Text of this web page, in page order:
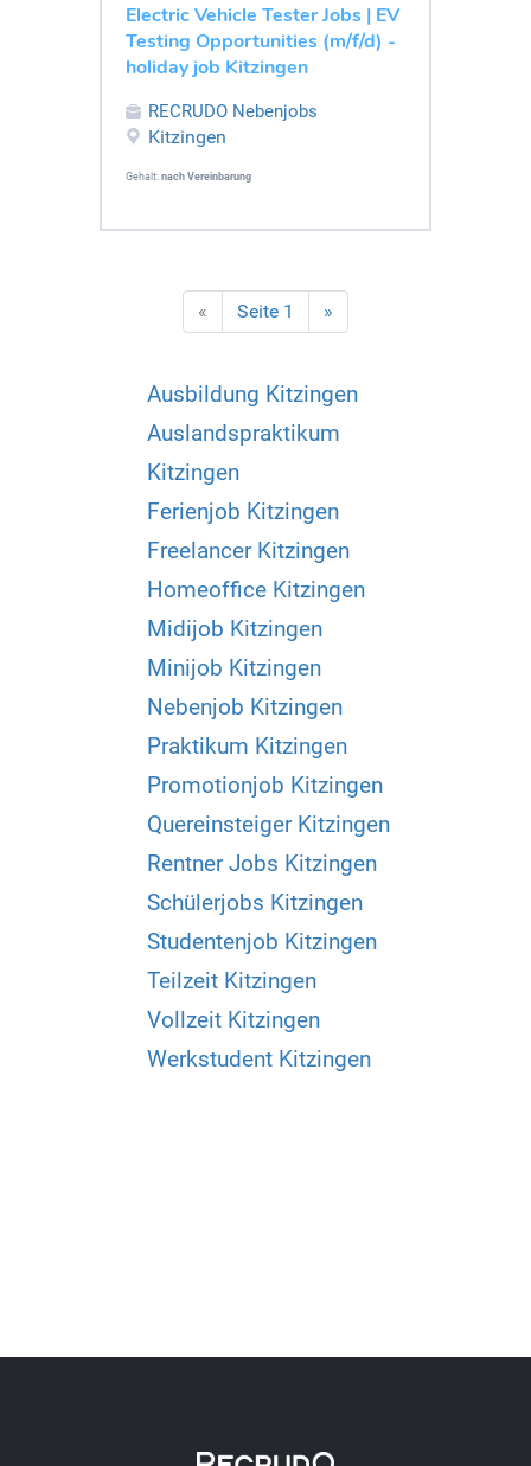
Electric Vehicle Tester Jobs | EV
Testing Opportunities (m/f/d) -
holiday job Kitzingen
RECRUDO Nebenjobs
Kitzingen
Gehalt: nach Vereinbarung
« Seite 1 »
Ausbildung Kitzingen
Auslandspraktikum
Kitzingen
Ferienjob Kitzingen
Freelancer Kitzingen
Homeoffice Kitzingen
Midijob Kitzingen
Minijob Kitzingen
Nebenjob Kitzingen
Praktikum Kitzingen
Promotionjob Kitzingen
Quereinsteiger Kitzingen
Rentner Jobs Kitzingen
Schülerjobs Kitzingen
Studentenjob Kitzingen
Teilzeit Kitzingen
Vollzeit Kitzingen
Werkstudent Kitzingen